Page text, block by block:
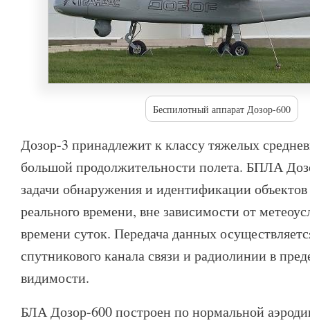
Беспилотный аппарат Дозор-600
Дозор-3 принадлежит к классу тяжелых
большой продолжительности полета. БПЛА
задачи обнаружения и идентификации
реального времени, вне зависимости от
времени суток. Передача данных
спутникового канала связи и радиолинии в
видимости.
БЛА Дозор-600 построен по нормальной